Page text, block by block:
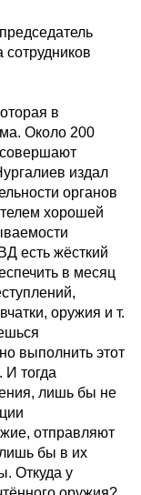
в
Около 200
издал
органов
хорошей
есть жёсткий
в месяц
оружия и т.
выполнить этот
тогда
лишь бы не
отправляют
бы в их
Откуда у